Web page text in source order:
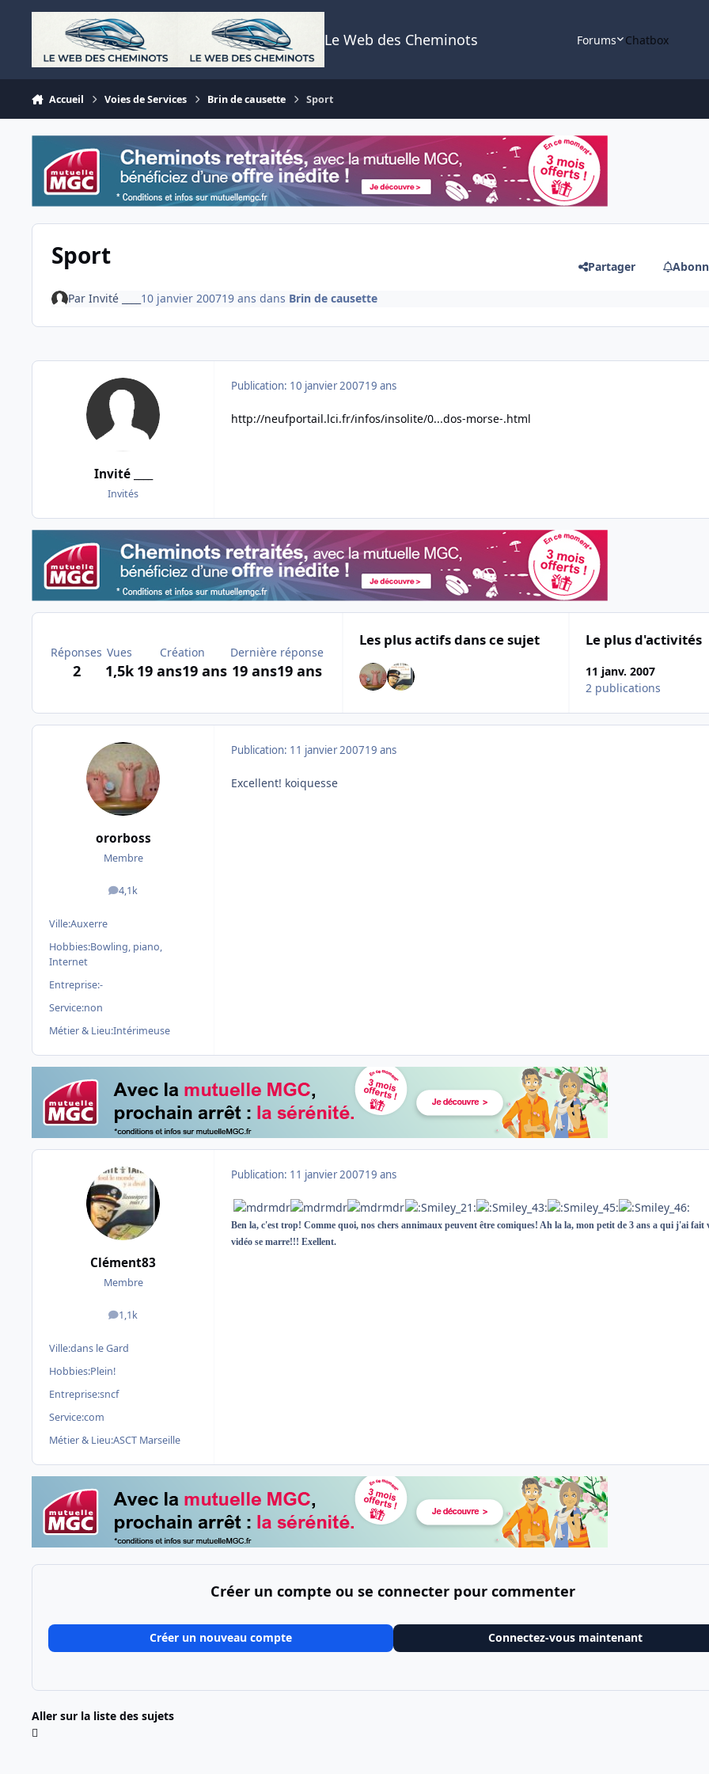
Aller au contenu
Le Web des Cheminots Forums Chatbox
Accueil Voies de Services Brin de causette Sport
Sport Partager
Par Invité ____ 10 janvier 200719 ans dans Brin de causette
Invité ____
Invités
Publication: 10 janvier 200719 ans
http://neufportail.lci.fr/infos/insolite/0...dos-morse-.html
Réponses
2
Vues
1,5k
Création
19 ans19 ans
Dernière réponse
19 ans19 ans
Les plus actifs dans ce sujet Le plus d'activités
11 janv. 2007
2 publications
ororboss
Membre
4,1k
messages
Ville:Auxerre
Hobbies:Bowling, piano,
Internet
Entreprise:-
Service:non
Métier & Lieu:Intérimeuse
Publication: 11 janvier 200719 ans
Excellent! koiquesse
Clément83
Membre
1,1k
messages
Ville:dans le Gard
Hobbies:Plein!
Entreprise:sncf
Service:com
Métier & Lieu:ASCT Marseille
Publication: 11 janvier 200719 ans
Ben la, c'est trop! Comme quoi, nos chers annimaux peuvent être comiques! Ah la la, mon petit de 3 ans a qui j'ai fait
vidéo se marre!!! Exellent.
Créer un compte ou se connecter pour commenter
Créer un nouveau compte Connectez-vous maintenant
Aller sur la liste des sujets